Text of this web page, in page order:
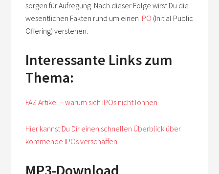
sorgen für Aufregung. Nach dieser Folge wirst Du die
wesentlichen Fakten rund um einen IPO (Initial Public
Offering) verstehen.
Interessante Links zum
Thema:
FAZ Artikel – warum sich IPOs nicht lohnen
Hier kannst Du Dir einen schnellen Überblick über
kommende IPOs verschaffen
MP3-Download